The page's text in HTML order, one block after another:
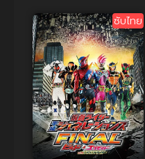
ราชาปีศาจขี้
เหงา
ซับไทย